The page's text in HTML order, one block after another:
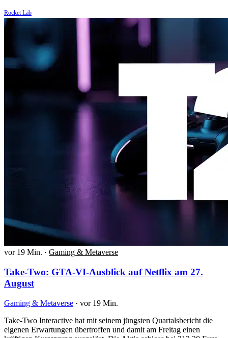
Rocket Lab
vor 19 Min. · Gaming & Metaverse
Take-Two: GTA-VI-Ausblick auf Netflix am 27.
August
Gaming & Metaverse · vor 19 Min.
Take-Two Interactive hat mit seinem jüngsten Quartalsbericht die
eigenen Erwartungen übertroffen und damit am Freitag einen